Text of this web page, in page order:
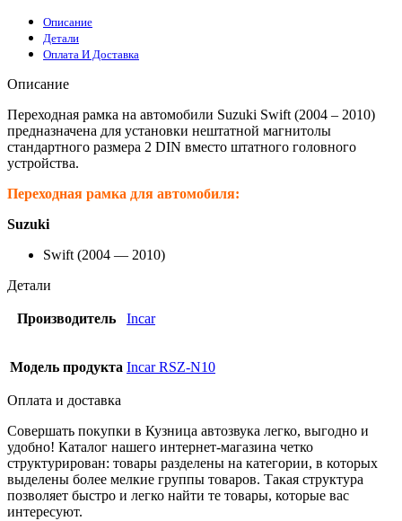
Описание
Детали
Оплата И Доставка
Описание
Переходная рамка на автомобили Suzuki Swift (2004 – 2010)
предназначена для установки нештатной магнитолы
стандартного размера 2 DIN вместо штатного головного
устройства.
Переходная рамка для автомобиля:
Suzuki
Swift (2004 — 2010)
Детали
Производитель Incar
Модель продукта Incar RSZ-N10
Оплата и доставка
Совершать покупки в Кузница автозвука легко, выгодно и
удобно! Каталог нашего интернет-магазина четко
структурирован: товары разделены на категории, в которых
выделены более мелкие группы товаров. Такая структура
позволяет быстро и легко найти те товары, которые вас
интересуют.